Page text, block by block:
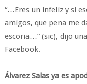
“…Eres un infeliz y si
amigos, que pena me
escoria…” (sic), dijo
Facebook.
Álvarez Salas ya es